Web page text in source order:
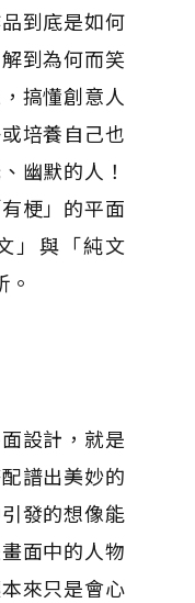
到底是如何
到為何而笑
搞懂創意人
培養自己也
幽默的人！
梗」的平面
」與「純文
設計，就是
譜出美妙的
發的想像能
面中的人物
來只是會心